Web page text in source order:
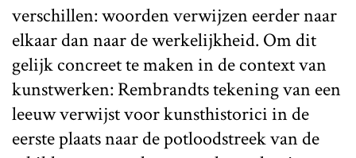
verschillen: woorden verwijzen eerder naar
elkaar dan naar de werkelijkheid. Om dit
gelijk concreet te maken in de context van
kunstwerken: Rembrandts tekening van een
leeuw verwijst voor kunsthistorici in de
eerste plaats naar de potloodstreek van de